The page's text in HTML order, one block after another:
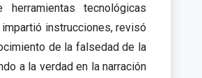
tecnológicas
instrucciones, revisó
de la falsedad de la
a la verdad en la narración